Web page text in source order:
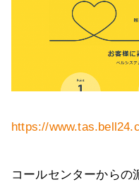
https://
コールセンターからの